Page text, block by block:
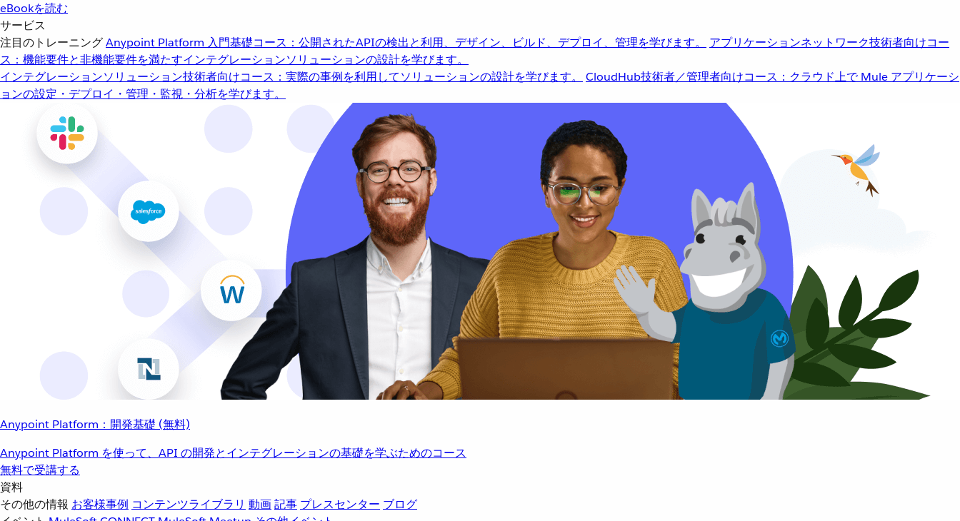
eBookを読む
サービス
注目のトレーニングAnypoint Platform 入門基礎コース：公開されたAPIの検出と利用、デザイン、ビルド、デプロイ、管理を学びます。 アプリケーションネットワーク技術者向けコー
ス：機能要件と非機能要件を満たすインテグレーションソリューションの設計を学びます。
インテグレーションソリューション技術者向けコース：実際の事例を利用してソリューションの設計を学びます。 CloudHub技術者／管理者向けコース：クラウド上で Mule アプリケーシ
ョンの設定・デプロイ・管理・監視・分析を学びます。
Anypoint Platform：開発基礎 (無料)
Anypoint Platform を使って、API の開発とインテグレーションの基礎を学ぶためのコース
無料で受講する
資料
その他の情報 お客様事例 コンテンツライブラリ 動画記事 プレスセンター ブログ